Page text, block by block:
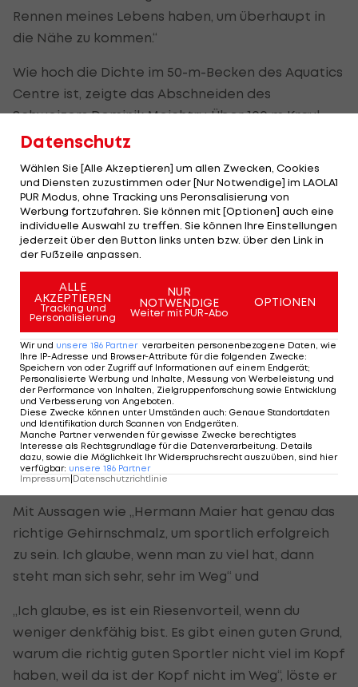
Rennen meines Lebens haben, um überhaupt in
die Nähe zu kommen.“
Wie hoch die Dichte im 50-m-Becken des Aquatics
Centre ist, zeigte das Abschneiden des
Schweizers Dominik Meichtry. Über 100 m Kraul
scheiterte der Trainingskollege von Markus Rogan
im Halbfinale Endstation.
„Da sieht man, wie schwer es bei Olympischen
Spielen ist. Zehn Prozent aller Schwimmer stellen
Bestzeiten auf. Ich gehöre mit meiner Staffel-Zeit
möchte das im Lagen-Rennen wiederholen.“
Welche Zeitfür eine Medaille notwendig sein wird,
darüber möchte sich Rogan keine Gedanken
machen. „Ich muss schnell sein, sehr schnell. Aber
vor allem muss ich den Kopf ausschalten“, spielt er
auf sein umstrittenes Interview in der Ö3-Sendung
„Frühstück bei mir“ an.
Einen Sturm der Entrüstung ausgelöst
Mit Aussagen wie „Hermann Maier hat genau das
richtige Gehirnschmalz, um sportlich erfolgreich
zu sein. Ich glaube, wenn man zu viel hat, dann
steht man sich sehr, sehr im Weg“ und
„Ich glaube, es ist ein Riesenvorteil, wenn du
weniger denkfähig bist. Es gibt einen guten Grund,
warum die richtig guten Sportler nicht viel im Kopf
haben, weil da ist der Kopf nicht im Weg“, löste er
Datenschutz
Wählen Sie [Alle Akzeptieren] um allen Zwecken, Cookies
und Diensten zuzustimmen oder [Nur Notwendige] im LAOLA1
PUR Modus, ohne Tracking uns Peronsalisierung von
Werbung fortzufahren. Sie können mit [Optionen] auch eine
individuelle Auswahl zu treffen. Sie können Ihre Einstellungen
jederzeit über den Button links unten bzw. über den Link in
der Fußzeile anpassen.
ALLE
AKZEPTIEREN
Tracking und
Personalisierung
NUR
NOTWENDIGE
Weiter mit PUR-Abo
OPTIONEN
Wir und unsere 186 Partner verarbeiten personenbezogene Daten, wie
Ihre IP-Adresse und Browser-Attribute für die folgenden Zwecke:
Speichern von oder Zugriff auf Informationen auf einem Endgerät;
Personalisierte Werbung und Inhalte, Messung von Werbeleistung und
der Performance von Inhalten, Zielgruppenforschung sowie Entwicklung
und Verbesserung von Angeboten
Diese Zwecke können unter Umständen auch: Genaue Standortdaten
und Identifikation durch Scannen von Endgeräten
Manche Partner verwenden für gewisse Zwecke berechtigtes
Interesse als Rechtsgrundlage für die Datenverarbeitung. Details
dazu, sowie die Möglichkeit Ihr Widerspruchsrecht auszuüben, sind hier
verfügbar: unsere 186 Partner
Impressum|Datenschutzrichtlinie